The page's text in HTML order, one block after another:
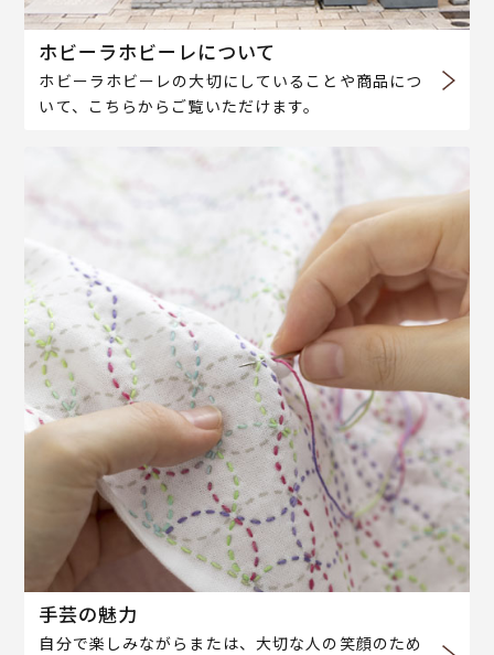
ホビーラホビーレについて
ホビーラホビーレの大切にしていることや商品につ
いて、こちらからご覧いただけます。
手芸の魅力
自分で楽しみながらまたは、大切な人の笑顔のため